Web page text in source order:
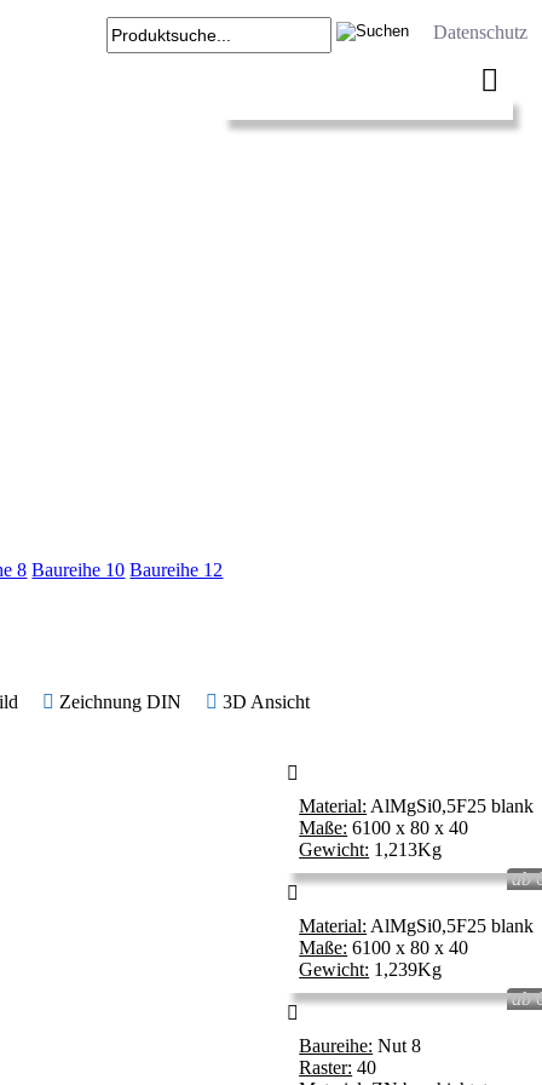
Datenschutz
8 Baureihe 10 Baureihe 12
Zeichnung DIN 3D Ansicht
ab
Material: AlMgSi0,5F25 blank
Maße: 6100 x 80 x 40
Gewicht: 1,213Kg
ab
Material: AlMgSi0,5F25 blank
Maße: 6100 x 80 x 40
Gewicht: 1,239Kg
Baureihe: Nut 8
Raster: 40